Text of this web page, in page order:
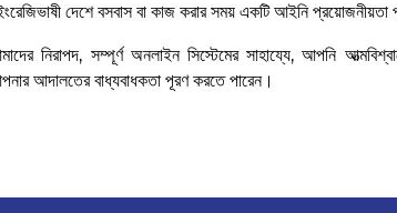
দেশে বসবাস বা কাজ করার সময় একটি আইনি
নিরাপদ, সম্পূর্ণ অনলাইন সিস্টেমের সাহায্যে, আপনি
আদালতের বাধ্যবাধকতা পূরণ করতে পারেন।